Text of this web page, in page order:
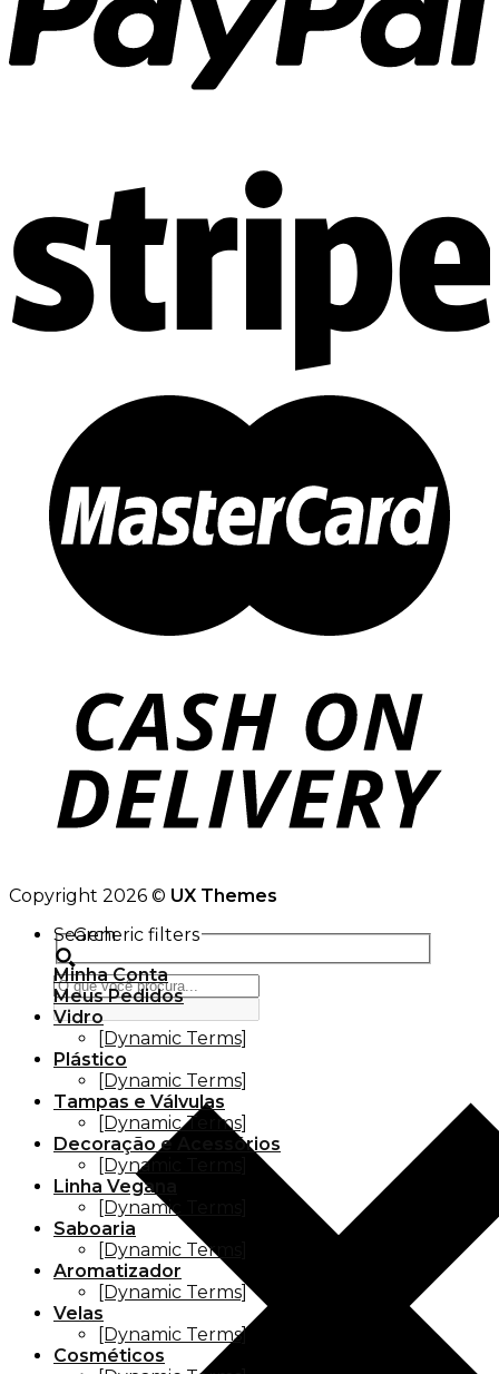
Copyright 2026 © UX Themes
Search
Generic filters
Minha Conta
Meus Pedidos
Vidro
[Dynamic Terms]
Plástico
[Dynamic Terms]
Tampas e Válvulas
[Dynamic Terms]
Decoração e Acessórios
[Dynamic Terms]
Linha Vegana
[Dynamic Terms]
Saboaria
[Dynamic Terms]
Aromatizador
[Dynamic Terms]
Velas
[Dynamic Terms]
Cosméticos